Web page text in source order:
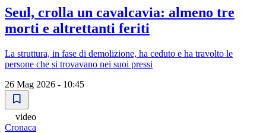
Seul, crolla un cavalcavia: almeno tre
morti e altrettanti feriti
La struttura, in fase di demolizione, ha ceduto e ha travolto le
persone che si trovavano nei suoi pressi
26 Mag 2026 - 10:45
video
Cronaca